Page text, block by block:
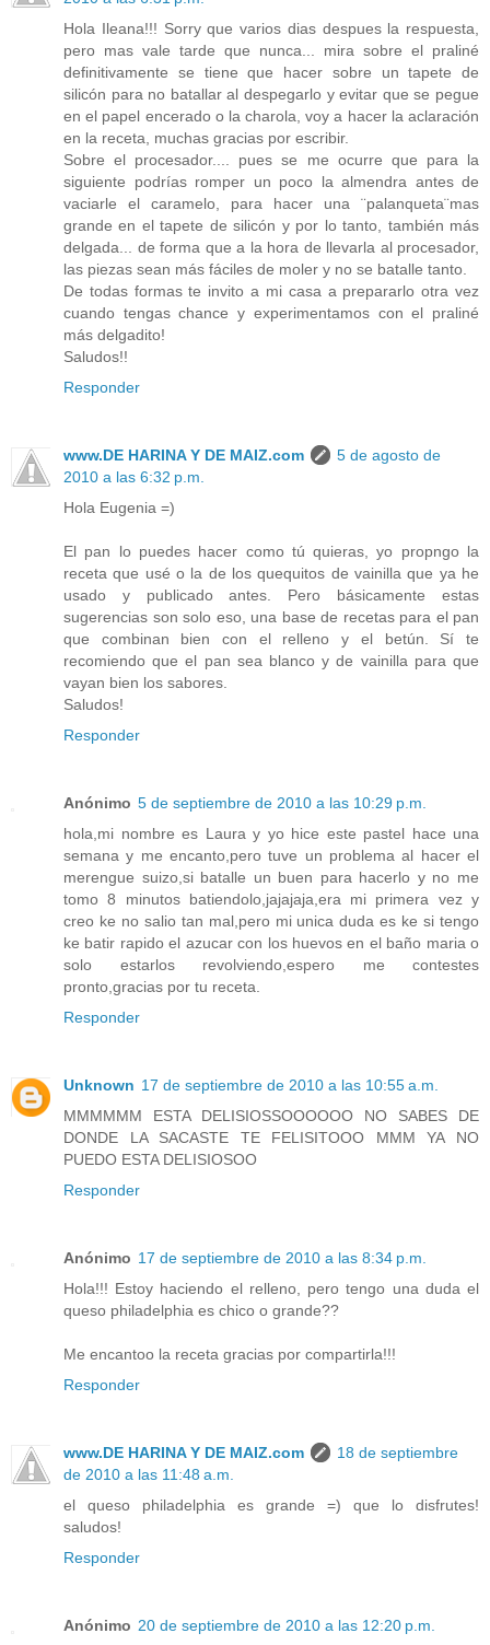
Hola Ileana!!! Sorry que varios dias despues la respuesta,
pero mas vale tarde que nunca... mira sobre el praliné
definitivamente se tiene que hacer sobre un tapete de
silicón para no batallar al despegarlo y evitar que se pegue
en el papel encerado o la charola, voy a hacer la aclaración
en la receta, muchas gracias por escribir.
Sobre el procesador.... pues se me ocurre que para la
siguiente podrías romper un poco la almendra antes de
vaciarle el caramelo, para hacer una ¨palanqueta¨mas
grande en el tapete de silicón y por lo tanto, también más
delgada... de forma que a la hora de llevarla al procesador,
las piezas sean más fáciles de moler y no se batalle tanto.
De todas formas te invito a mi casa a prepararlo otra vez
cuando tengas chance y experimentamos con el praliné
más delgadito!
Saludos!!
Responder
www.DE HARINA Y DE MAIZ.com
5 de agosto de
2010 a las 6:32 p.m.
Hola Eugenia =)
El pan lo puedes hacer como tú quieras, yo propngo la
receta que usé o la de los quequitos de vainilla que ya he
usado y publicado antes. Pero básicamente estas
sugerencias son solo eso, una base de recetas para el pan
que combinan bien con el relleno y el betún. Sí te
recomiendo que el pan sea blanco y de vainilla para que
vayan bien los sabores.
Saludos!
Responder
Anónimo 5 de septiembre de 2010 a las 10:29 p.m.
hola,mi nombre es Laura y yo hice este pastel hace una
semana y me encanto,pero tuve un problema al hacer el
merengue suizo,si batalle un buen para hacerlo y no me
tomo 8 minutos batiendolo,jajajaja,era mi primera vez y
creo ke no salio tan mal,pero mi unica duda es ke si tengo
ke batir rapido el azucar con los huevos en el baño maria o
solo estarlos revolviendo,espero me contestes
pronto,gracias por tu receta.
Responder
Unknown 17 de septiembre de 2010 a las 10:55 a.m.
MMMMMM ESTA DELISIOSSOOOOOO NO SABES DE
DONDE LA SACASTE TE FELISITOOO MMM YA NO
PUEDO ESTA DELISIOSOO
Responder
Anónimo 17 de septiembre de 2010 a las 8:34 p.m.
Hola!!! Estoy haciendo el relleno, pero tengo una duda el
queso philadelphia es chico o grande??
Me encantoo la receta gracias por compartirla!!!
Responder
www.DE HARINA Y DE MAIZ.com
18 de septiembre
de 2010 a las 11:48 a.m.
el queso philadelphia es grande =) que lo disfrutes!
saludos!
Responder
Anónimo 20 de septiembre de 2010 a las 12:20 p.m.